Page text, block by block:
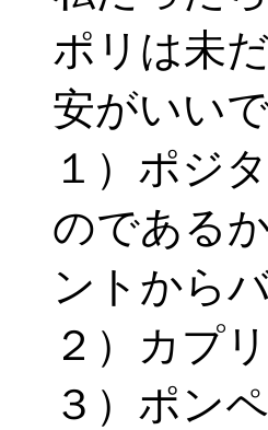
ポリは未
安がいいで
１）ポジ
のである
ントから
２）カプ
３）ポン